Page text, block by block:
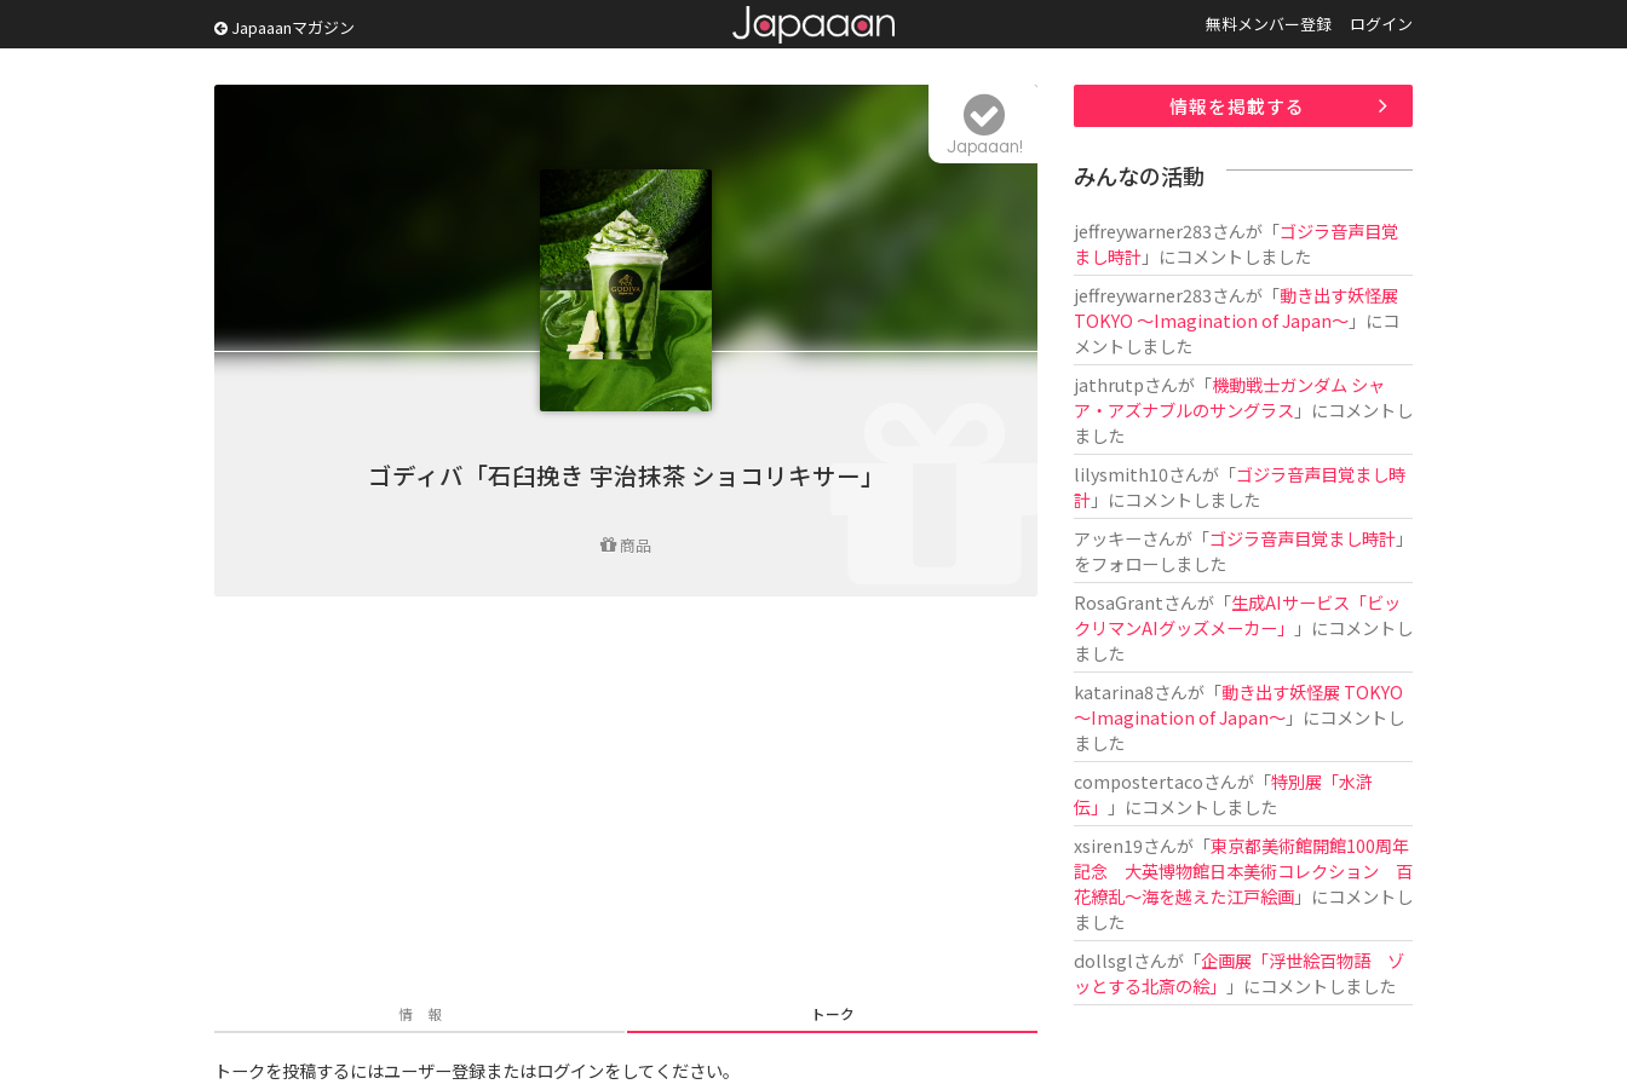
Japaaanマガジン 無料メンバー登録 ログイン
ゴディバ「石臼挽き 宇治抹茶 ショコリキサー」
商品
Japaaan!
情 報 トーク
トークを投稿するにはユーザー登録またはログインをしてください。
情報を掲載する
みんなの活動
jeffreywarner283さんが「ゴジラ音声目覚
まし時計」にコメントしました
jeffreywarner283さんが「動き出す妖怪展
TOKYO 〜Imagination of Japan〜」にコ
メントしました
jathrutpさんが「機動戦士ガンダム シャ
ア・アズナブルのサングラス 」にコメントし
ました
lilysmith10さんが「ゴジラ音声目覚まし時
計」にコメントしました
アッキーさんが「ゴジラ音声目覚まし時計」
をフォローしました
RosaGrantさんが「生成AIサービス「ビッ
クリマンAIグッズメーカー」
」にコメントし
ました
katarina8さんが「動き出す妖怪展 TOKYO
〜Imagination of Japan〜」にコメントし
ました
compostertacoさんが「特別展「水滸
伝」
」にコメントしました
xsiren19さんが「東京都美術館開館100周年
記念 大英博物館日本美術コレクション 百
花繚乱～海を越えた江戸絵画」にコメントし
ました
dollsglさんが「企画展「浮世絵百物語 ゾ
ッとする北斎の絵」
」にコメントしました